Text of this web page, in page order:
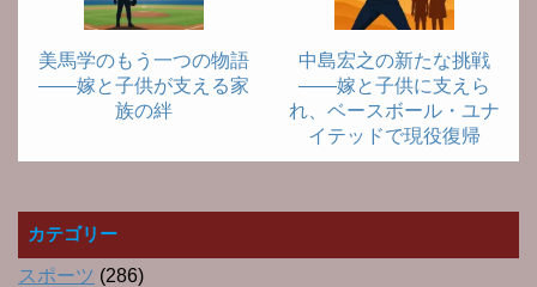
美馬学のもう一つの物語
――嫁と子供が支える家
族の絆
中島宏之の新たな挑戦
――嫁と子供に支えら
れ、ベースボール・ユナ
イテッドで現役復帰
カテゴリー
スポーツ (286)